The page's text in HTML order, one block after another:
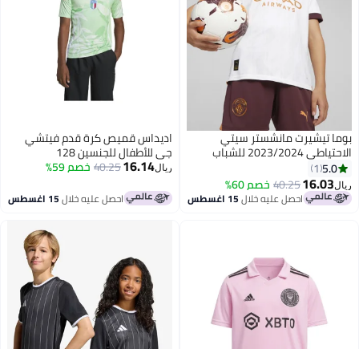
بوما تيشيرت مانشستر سيتي
الاحتياطي 2023/2024 للشباب
5.0
1
ريال16.03
40.25خصم 60%
احصل عليه خلال15 اغسطس
اديداس قميص كرة قدم فيتشي
جي للأطفال للجنسين 128
ريال16.14
40.25خصم 59%
احصل عليه خلال15 اغسطس